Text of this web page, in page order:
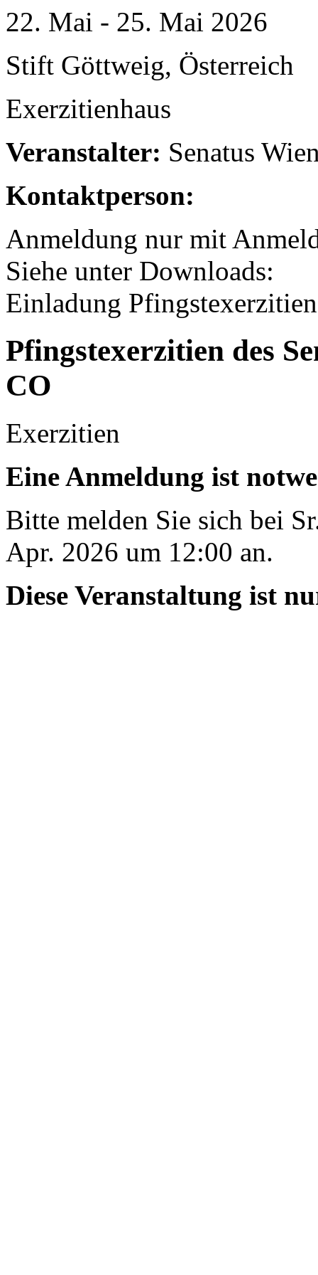
22. Mai - 25. Mai 2026
Stift Göttweig, Österreich
Exerzitienhaus
Veranstalter: Senatus
Kontaktperson:
Anmeldung nur mit
Siehe unter Downloads:
Einladung
Pfingstexerzitien des
CO
Exerzitien
Eine Anmeldung ist
Bitte melden Sie sich bei
Apr. 2026 um 12:00 an.
Diese Veranstaltung ist